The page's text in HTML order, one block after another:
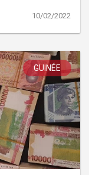
10/02/2022
GUINÉE